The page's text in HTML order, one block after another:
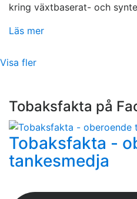
kring växtbaserat- och
Läs mer
Visa fler
Tobaksfakta på
Tobaksfakta -
tankesmedja